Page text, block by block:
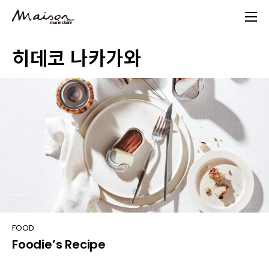
content
히데코 나카가와
Foodie’s
Recipe
FOOD
Foodie’s Recipe